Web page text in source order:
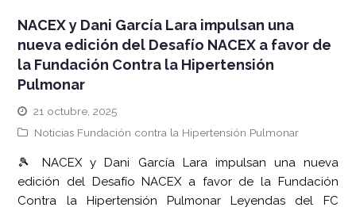
NACEX y Dani García Lara impulsan una
nueva edición del Desafío NACEX a favor de
la Fundación Contra la Hipertensión
Pulmonar
21 octubre, 2025
Noticias Fundación contra la Hipertensión Pulmonar
🎾 NACEX y Dani García Lara impulsan una nueva
edición del Desafío NACEX a favor de la Fundación
Contra la Hipertensión Pulmonar Leyendas del FC